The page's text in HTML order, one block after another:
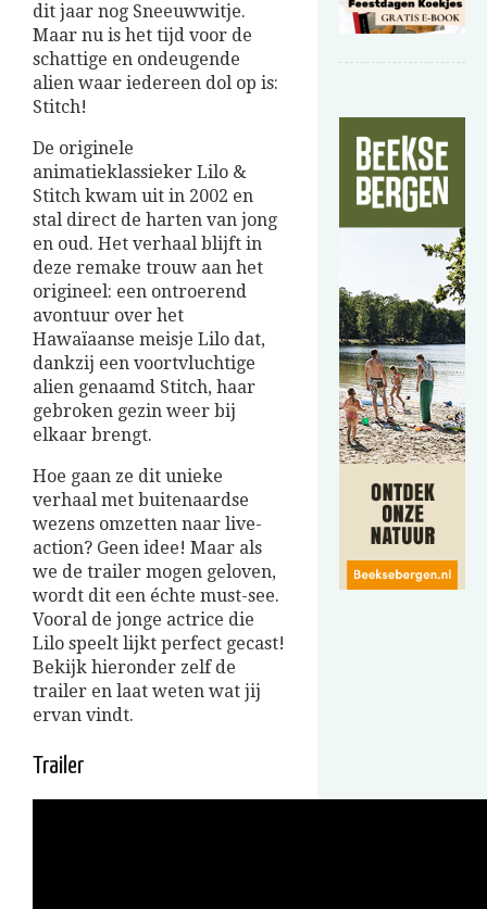
dit jaar nog Sneeuwwitje.
Maar nu is het tijd voor de
schattige en ondeugende
alien waar iedereen dol op is:
Stitch!
De originele
animatieklassieker Lilo &
Stitch kwam uit in 2002 en
stal direct de harten van jong
en oud. Het verhaal blijft in
deze remake trouw aan het
origineel: een ontroerend
avontuur over het
Hawaïaanse meisje Lilo dat,
dankzij een voortvluchtige
alien genaamd Stitch, haar
gebroken gezin weer bij
elkaar brengt.
Hoe gaan ze dit unieke
verhaal met buitenaardse
wezens omzetten naar live-
action? Geen idee! Maar als
we de trailer mogen geloven,
wordt dit een échte must-see.
Vooral de jonge actrice die
Lilo speelt lijkt perfect gecast!
Bekijk hieronder zelf de
trailer en laat weten wat jij
ervan vindt.
Trailer